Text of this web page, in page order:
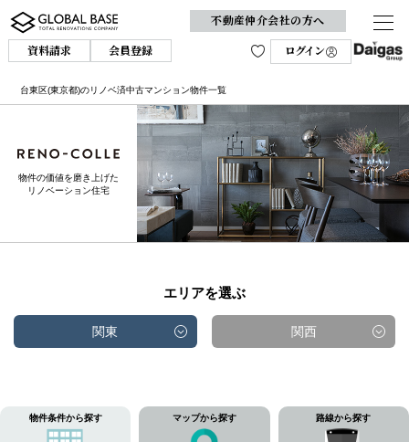
不動産仲介会社の方へ
資料請求
会員登録 ログイン
台東区(東京都)のリノベ済中古マンション物件一覧
物件の価値を磨き上げた
リノベーション住宅
エリアを選ぶ
関東 関西
物件条件から探す マップから探す 路線から探す